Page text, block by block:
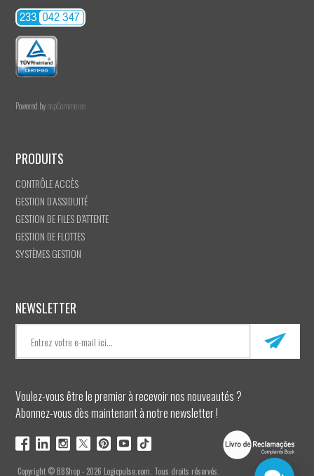
Powered bynopCommerce
PRODUITS
CONTRÔLE ACCÈS
GESTION D’ASSIDUITÉ
GESTION DE FILES D’ATTENTE
GESTION DE FLOTTES
SYSTÈMES GESTION
NEWSLETTER
Voulez-vous être le premier à recevoir nos nouveautés ?
Abonnez-vous dès maintenant à notre newsletter !
Copyright © BBShop - 2026 Logicpulse.com. Tous droits réservés.